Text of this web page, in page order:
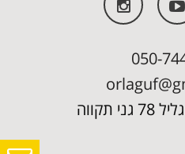
050-
תקווה